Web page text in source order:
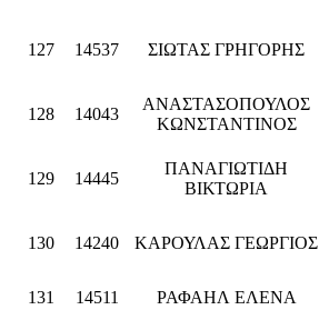
127 14537 ΣΙΩΤΑΣ ΓΡΗΓΟΡΗΣ
128 14043
ΑΝΑΣΤΑΣΟΠΟΥΛΟΣ
ΚΩΝΣΤΑΝΤΙΝΟΣ
129 14445
ΠΑΝΑΓΙΩΤΙΔΗ
ΒΙΚΤΩΡΙΑ
130 14240 ΚΑΡΟΥΛΑΣ ΓΕΩΡΓΙΟΣ
131 14511 ΡΑΦΑΗΛ ΕΛΕΝΑ